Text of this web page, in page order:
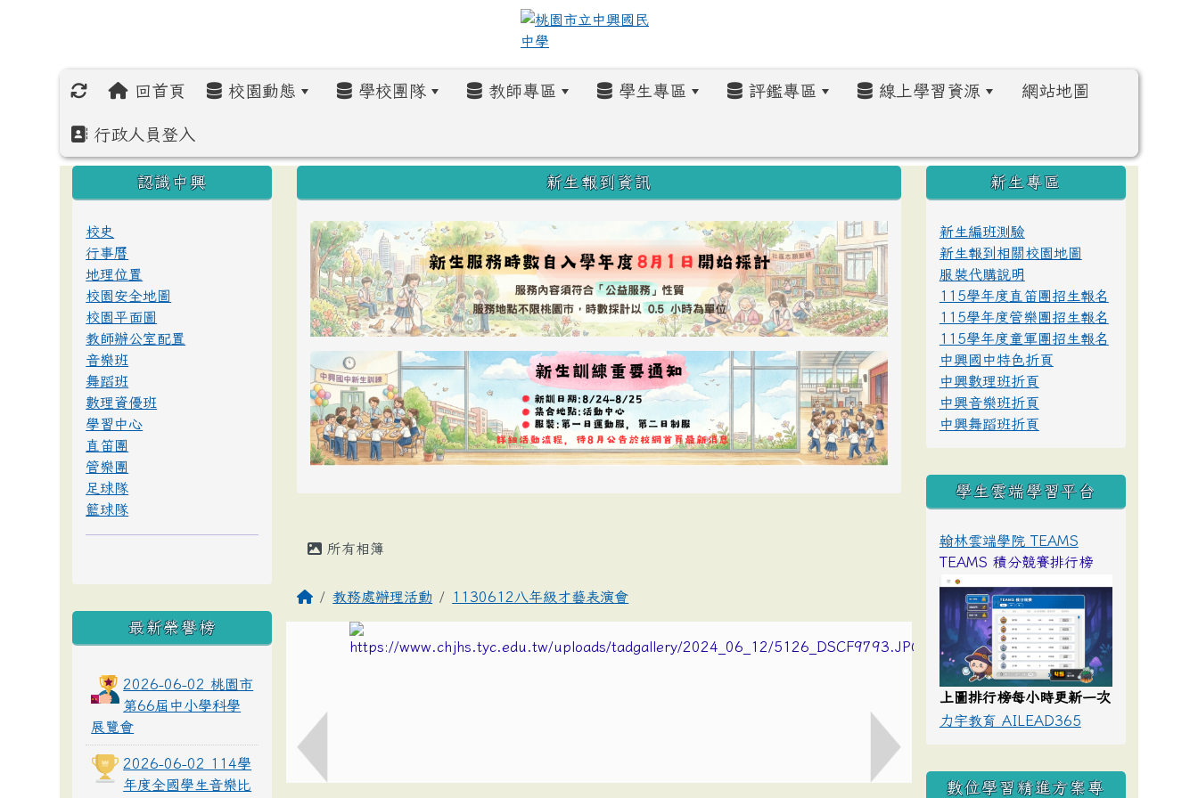
回首頁 校園動態 學校團隊 教師專區 學生專區 評鑑專區 線上學習資源 網站地圖
行政人員登入
:::
新生報到資訊
所有相簿
教務處辦理活動 1130612八年級才藝表演會
:::
認識中興
校史
行事曆
地理位置
校園安全地圖
校園平面圖
教師辦公室配置
音樂班
舞蹈班
數理資優班
學習中心
直笛團
管樂團
足球隊
籃球隊
最新榮譽榜
2026-06-02 桃園市
第66屆中小學科學
展覽會
2026-06-02 114學
年度全國學生音樂比
:::
新生專區
新生編班測驗
新生報到相關校園地圖
服裝代購說明
115學年度直笛團招生報名
115學年度管樂團招生報名
115學年度童軍團招生報名
中興國中特色折頁
中興數理班折頁
中興音樂班折頁
中興舞蹈班折頁
學生雲端學習平台
翰林雲端學院 TEAMS
TEAMS 積分競賽排行榜
上圖排行榜每小時更新一次
力宇教育 AILEAD365
數位學習精進方案專